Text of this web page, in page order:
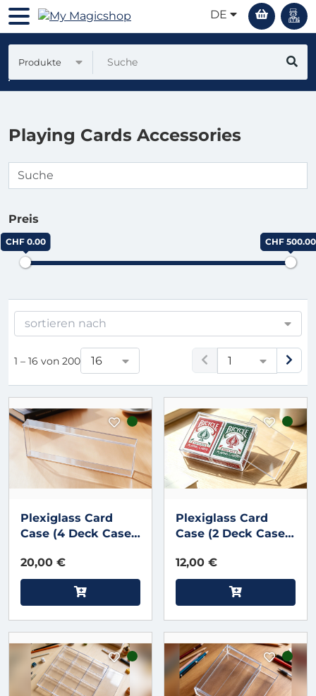
DE
Produkte
Playing Cards Accessories
Preis
CHF 0.00 CHF 500.00
sortieren nach
1 – 16 von 200 16 1
Plexiglass Card
Case (4 Deck Case)
20,00 €
Plexiglass Card
Case (2 Deck Case)
12,00 €